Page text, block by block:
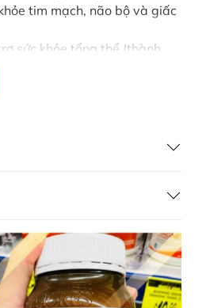
tim mạch, não bộ và giấc
sức khỏe tổng thể (thành
khi bột tan hoàn toàn.
đều đặn mỗi ngày trong
lão hóa, cải thiện giấc ngủ,